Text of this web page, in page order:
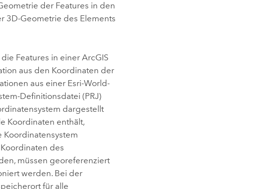
der Features in den
3D-Geometrie des Elements
Features in einerArcGIS
aus den Koordinaten der
aus einer Esri-World-
Definitionsdatei (PRJ)
dargestellt
Koordinaten enthält,
Koordinatensystem
des
müssen georeferenziert
werden. Bei der
für alle